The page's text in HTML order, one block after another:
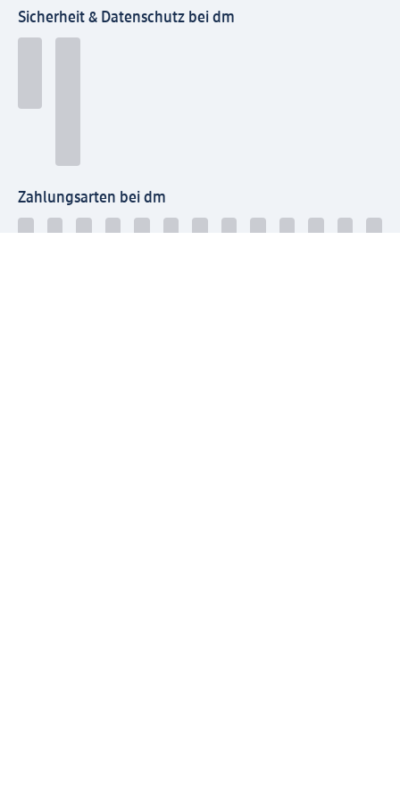
Sicherheit & Datenschutz bei dm
Zahlungsarten bei dm